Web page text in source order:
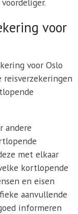
voor
voor Oslo
reisverzekeringen
andere
met elkaar
kortlopende
en eisen
aanvullende
informeren